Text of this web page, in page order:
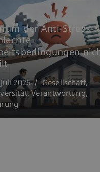
der Anti-Stress-
2026
Gesellschaft
Verantwortung